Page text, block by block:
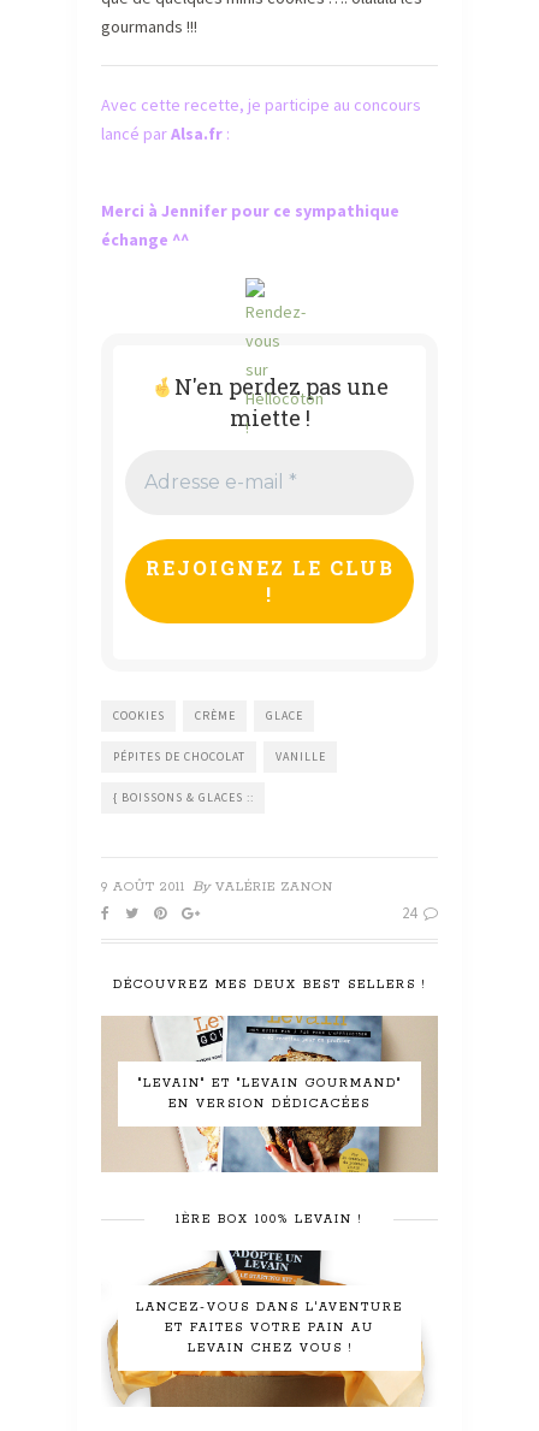
gourmands !!!
Avec cette recette, je participe au concours
lancé parAlsa.fr :
Merci à Jennifer pour ce sympathique
échange ^^
N'en perdez pas une
miette !
e-
*
COOKIES CRÈME GLACE
PÉPITES DE CHOCOLAT VANILLE
{ BOISSONS & GLACES ::
9 AOÛT 2011 By VALÉRIE ZANON
24
DÉCOUVREZ MES DEUX BEST SELLERS !
"LEVAIN" ET "LEVAIN GOURMAND"
EN VERSION DÉDICACÉES
1ÈRE BOX 100% LEVAIN !
LANCEZ-VOUS DANS L'AVENTURE
ET FAITES VOTRE PAIN AU
LEVAIN CHEZ VOUS !